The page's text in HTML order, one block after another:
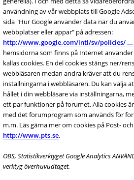
användning av vår webbplats till Google
sida "Hur Google använder data när du
webbplatser eller appar" på adressen:
http://www.google.com/intl/sv/policies/
hemsidorna som finns på Internet
kallas cookies. En del cookies stängs ner/
webbläsaren medan andra kräver att du
inställningarna i webbläsaren. Du kan välja
hållet i din webbläsare via inställningarna,
ett par funktioner på forumet. Alla cookies
med det forumprogram som används för
m.m. Läs gärna mer om cookies på Post-
http://www.pts.se.
OBS, Statistikverktyget Google Analytics
verktyg överhuvudtaget.